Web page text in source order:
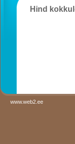
Hind
www.web2.ee